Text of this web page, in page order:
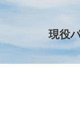
現役